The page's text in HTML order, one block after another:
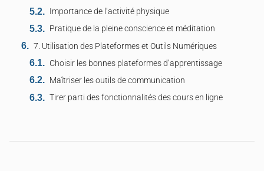
Importance de l’activité physique
Pratique de la pleine conscience et méditation
7. Utilisation des Plateformes et Outils Numériques
Choisir les bonnes plateformes d’apprentissage
Maîtriser les outils de communication
Tirer parti des fonctionnalités des cours en ligne